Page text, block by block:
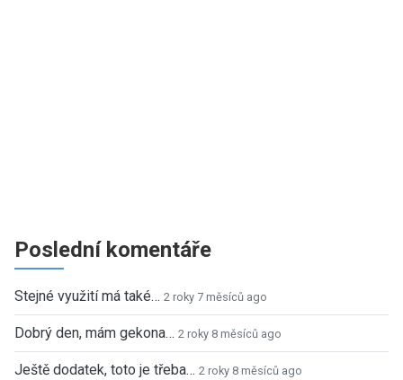
Poslední komentáře
Stejné využití má také… 2 roky 7 měsíců ago
Dobrý den, mám gekona… 2 roky 8 měsíců ago
Ještě dodatek, toto je třeba… 2 roky 8 měsíců ago